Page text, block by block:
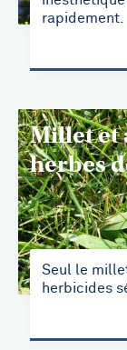
rapidement.
Millet et
herbes
Seul le
herbicides